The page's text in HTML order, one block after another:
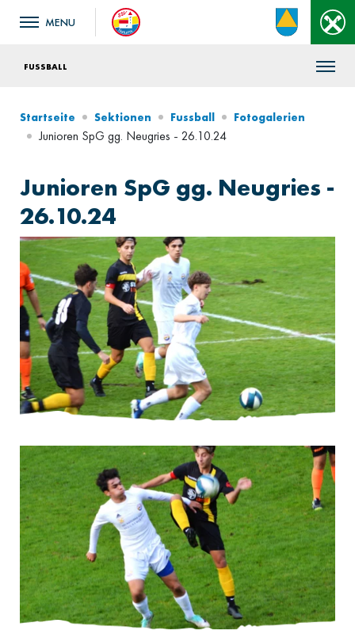
FUSSBALL
Startseite Sektionen Fussball Fotogalerien
Junioren SpG gg. Neugries - 26.10.24
Junioren SpG gg. Neugries -
26.10.24